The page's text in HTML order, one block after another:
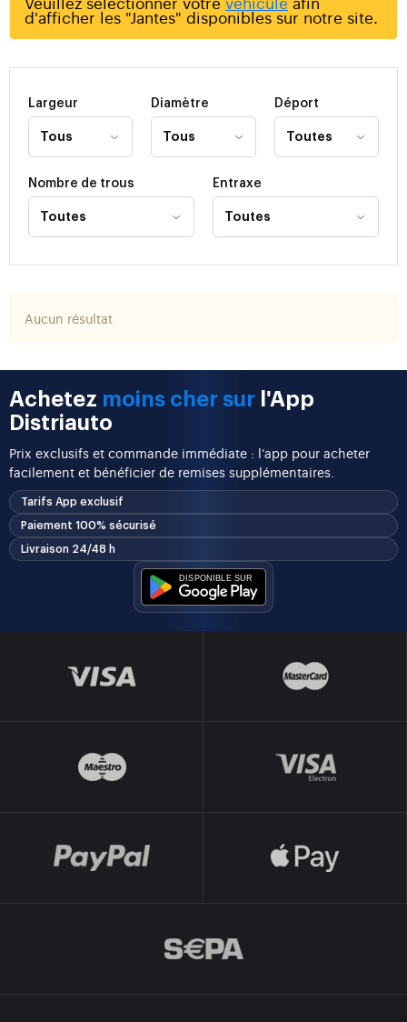
d'afficher les "Jantes" disponibles sur notre site.
Largeur Diamètre Déport
Nombre de trous Entraxe
Aucun résultat
Achetez moins cher sur l'App
Distriauto
Prix exclusifs et commande immédiate : l’app pour acheter
facilement et bénéficier de remises supplémentaires.
Tarifs App exclusif
Paiement 100% sécurisé
Livraison 24/48 h